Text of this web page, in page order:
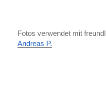
Fotos verwendet mit
Andreas P.